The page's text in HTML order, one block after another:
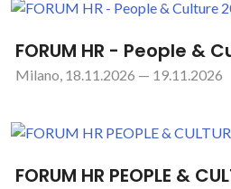
FORUM HR - People &
Milano, 18.11.2026 — 19.11.2026
FORUM HR PEOPLE &